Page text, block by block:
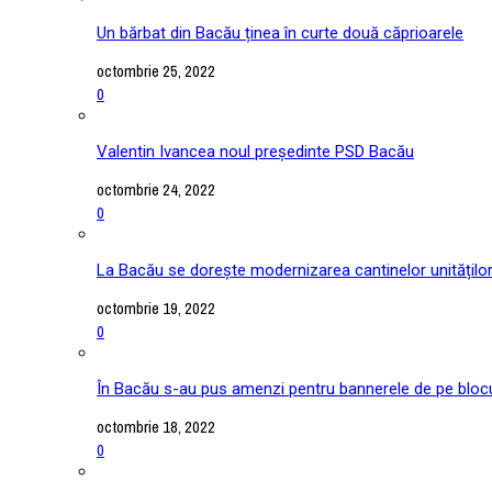
Un bărbat din Bacău ținea în curte două căprioarele
octombrie 25, 2022
0
Valentin Ivancea noul președinte PSD Bacău
octombrie 24, 2022
0
La Bacău se dorește modernizarea cantinelor
octombrie 19, 2022
0
În Bacău s-au pus amenzi pentru bannerele de pe
octombrie 18, 2022
0